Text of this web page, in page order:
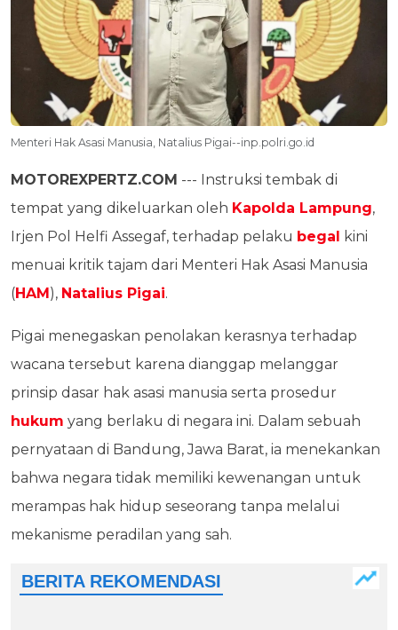
Menteri Hak Asasi Manusia, Natalius Pigai--inp.polri.go.id
MOTOREXPERTZ.COM --- Instruksi tembak di
tempat yang dikeluarkan oleh Kapolda Lampung,
Irjen Pol Helfi Assegaf, terhadap pelaku begal kini
menuai kritik tajam dari Menteri Hak Asasi Manusia
(HAM), Natalius Pigai.
Pigai menegaskan penolakan kerasnya terhadap
wacana tersebut karena dianggap melanggar
prinsip dasar hak asasi manusia serta prosedur
hukum yang berlaku di negara ini. Dalam sebuah
pernyataan di Bandung, Jawa Barat, ia menekankan
bahwa negara tidak memiliki kewenangan untuk
merampas hak hidup seseorang tanpa melalui
mekanisme peradilan yang sah.